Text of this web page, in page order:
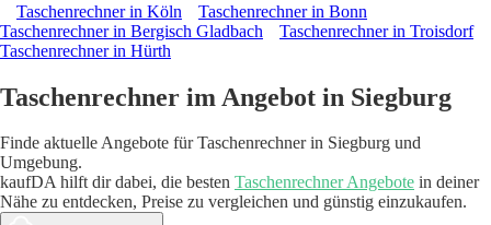
Taschenrechner in Köln
Taschenrechner in Bonn
Taschenrechner in Bergisch Gladbach
Taschenrechner in Troisdorf
Taschenrechner in Hürth
Taschenrechner im Angebot in Siegburg
Finde aktuelle Angebote für Taschenrechner in Siegburg und
Umgebung.
kaufDA hilft dir dabei, die besten Taschenrechner Angebote in deiner
Nähe zu entdecken, Preise zu vergleichen und günstig einzukaufen.